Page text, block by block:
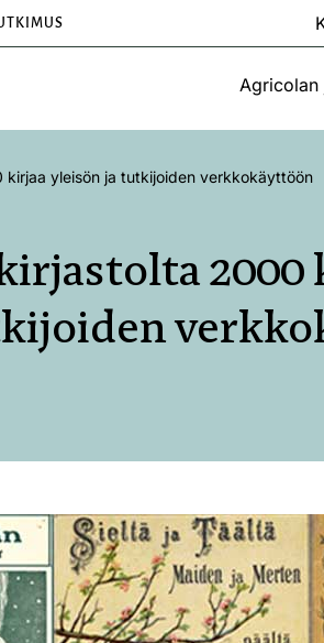
Agricolan
kirjaa yleisön ja tutkijoiden verkkokäyttöön
2000